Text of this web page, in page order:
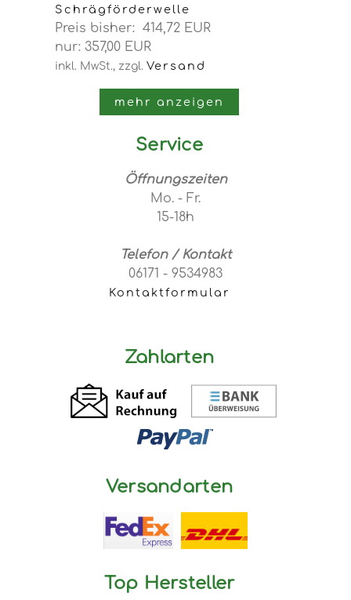
Schrägförderwelle
Preis bisher: 414,72 EUR
nur: 357,00 EUR
inkl. MwSt., zzgl. Versand
mehr anzeigen
Service
Öffnungszeiten
Mo. - Fr.
15-18h
Telefon / Kontakt
06171 - 9534983
Kontaktformular
Zahlarten
Versandarten
Top Hersteller